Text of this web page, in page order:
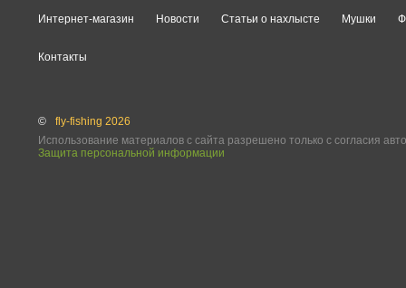
Интернет-магазин Новости Статьи о нахлысте Мушки
Контакты
©
fly-fishing 2026
Использование материалов с сайта разрешено только с согласия
Защита персональной информации